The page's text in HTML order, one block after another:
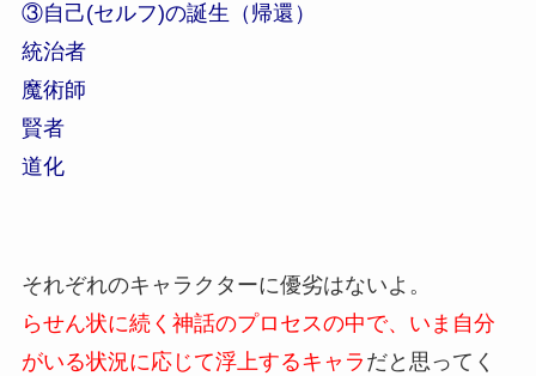
③自己(セルフ)の誕生（帰還）
統治者
魔術師
賢者
道化
それぞれのキャラクターに優劣はないよ。
らせん状に続く神話のプロセスの中で、いま自分
がいる状況に応じて浮上するキャラ だと思ってく